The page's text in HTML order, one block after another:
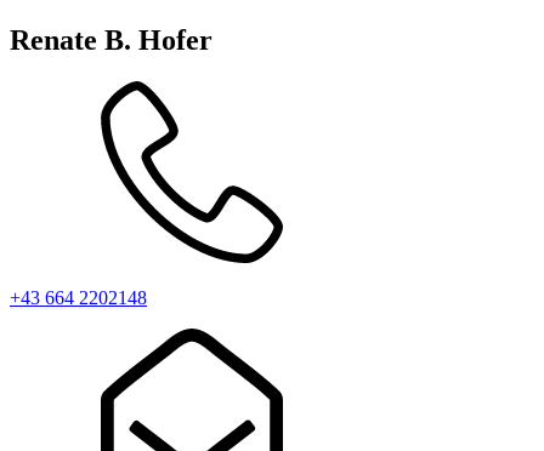
Renate B. Hofer
+43 664 2202148